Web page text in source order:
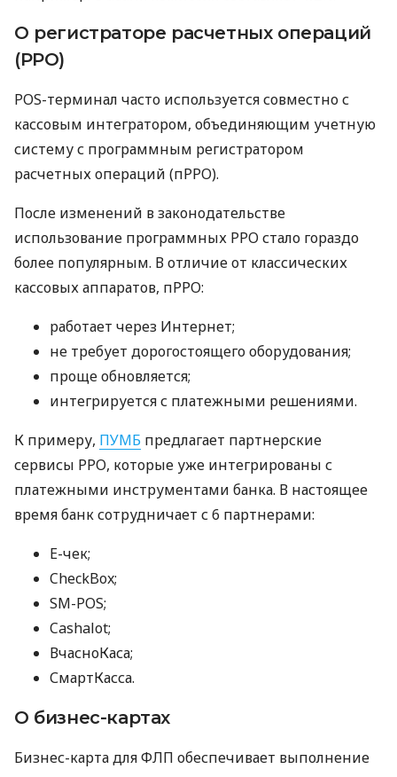
О регистраторе расчетных операций
(РРО)
POS-терминал часто используется совместно с
кассовым интегратором, объединяющим учетную
систему с программным регистратором
расчетных операций (пРРО).
После изменений в законодательстве
использование программных РРО стало гораздо
более популярным. В отличие от классических
кассовых аппаратов, пРРО:
работает через Интернет;
не требует дорогостоящего оборудования;
проще обновляется;
интегрируется с платежными решениями.
К примеру, ПУМБ предлагает партнерские
сервисы РРО, которые уже интегрированы с
платежными инструментами банка. В настоящее
время банк сотрудничает с 6 партнерами:
E-чек;
CheckBox;
SM-POS;
Cashalot;
ВчасноКаса;
СмартКасса.
О бизнес-картах
Бизнес-карта для ФЛП обеспечивает выполнение